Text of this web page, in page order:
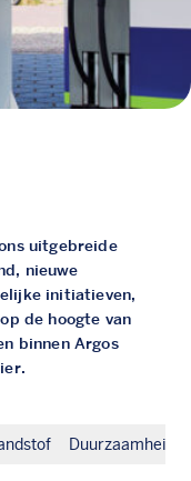
uitgebreide
nieuwe
initiatieven,
de hoogte van
binnen Argos
Duurzaamheid